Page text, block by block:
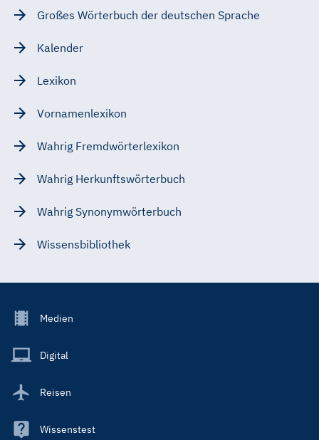
Großes Wörterbuch der deutschen Sprache
Kalender
Lexikon
Vornamenlexikon
Wahrig Fremdwörterlexikon
Wahrig Herkunftswörterbuch
Wahrig Synonymwörterbuch
Wissensbibliothek
Footer
Main
Medien
Digital
Reisen
Wissenstest